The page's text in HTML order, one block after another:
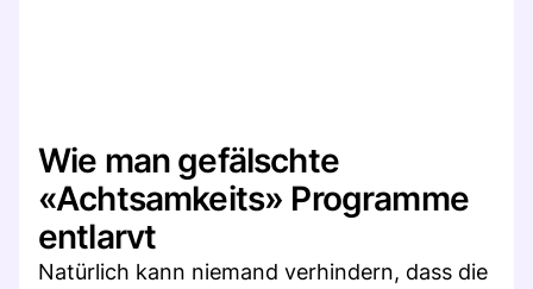
Wie man gefälschte
«Achtsamkeits» Programme
entlarvt
Natürlich kann niemand verhindern, dass die